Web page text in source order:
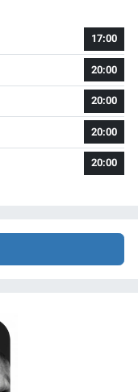
17:00
20:00
20:00
20:00
20:00